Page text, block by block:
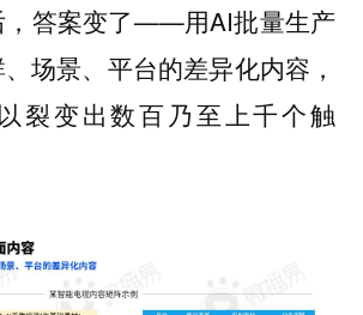
，答案变了——用AI批量生产
场景、平台的差异化内容，
裂变出数百乃至上千个触